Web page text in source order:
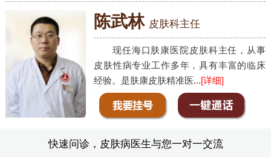
陈武林 皮肤科主任
现任海口肤康医院皮肤科主任，从事
皮肤性病专业工作多年，具有丰富的临床
经验。是肤康皮肤精准医...[详细]
快速问诊，皮肤病医生与您一对一交流